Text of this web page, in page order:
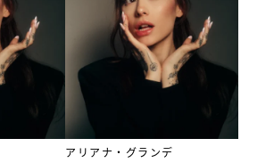
アリアナ・グランデ